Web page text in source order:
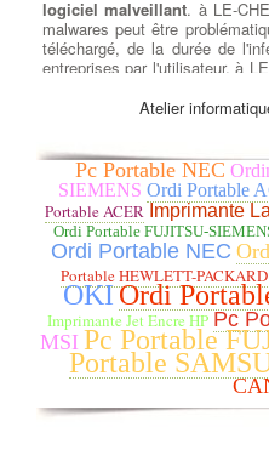
logiciel malveillant. à LE-
malwares peut être
téléchargé, de la durée de
entreprises par l'utilisateur. à
d'exploitation de votre
récupérer les données
données utilisateur.
Il existe de nombreux virus et
qui peuvent causer des
aux données. Voici quelques-
dangereux et notoires
septembre 2021 :
WannaCry : Apparu en mai
qui a infecté des centaines
monde entier en exploitant
chiffrait les données des
bitcoin pour les récupérer.
NotPetya / ExPetr : Il est
comme un ransomware, mais
de causer des dommages
Atelier
Pc Portable NEC
SIEMENS Ordi Portable
Portable ACER
Imprimante
Ordi Portable FUJITSU-
Ordi Portable NEC
Portable HEWLETT-PACKARD
OKIOrdi
Imprimante Jet Encre HP Pc
MSI Pc Portable
Portable